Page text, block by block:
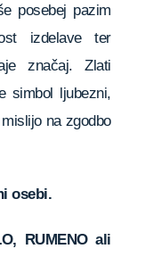
posebej pazim
izdelave ter
značaj. Zlati
simbol ljubezni,
na zgodbo
osebi.
RUMENO ali